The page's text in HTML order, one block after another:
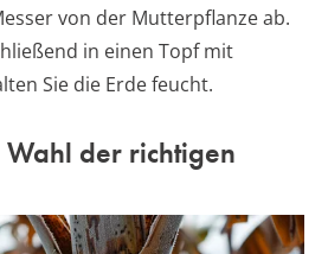
von der Mutterpflanze ab.
in einen Topf mit
Sie die Erde feucht.
Wahl der richtigen